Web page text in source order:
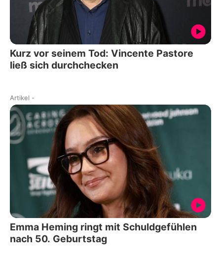
Kurz vor seinem Tod: Vincente Pastore
ließ sich durchchecken
Artikel -
Emma Heming ringt mit Schuldgefühlen
nach 50. Geburtstag